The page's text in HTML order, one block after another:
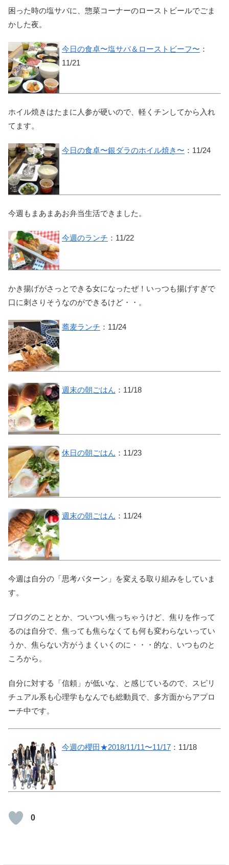
困った時の塩サバに、惣菜コーナーのローストビールでごま
かした夜。
今日の食卓〜塩サバ＆ローストビーフ〜 ：
11/21
ホイル焼きはたまに人参が硬いので、軽くチンしてから入れ
てます。
今日の食卓〜銀ダラのホイル焼き〜 ：11/24
今週もまあまあお弁当生活できました。
今週のランチ ：11/22
かき揚げがさっとできる女になったぜ！いっつも揚げすぎで
口に刺さりそうなのができるけど・・。
蕎麦ランチ ：11/24
週末の朝ごはん ：11/18
休日の朝ごはん ：11/23
週末の朝ごはん ：11/24
今週は自分の「思考パターン」を変える取り組みをしていま
す。
ブログのこととか、ついつい焦っちゃうけど、焦りを作って
るのは自分で、焦っても焦らなくても何も変わらないってい
うか、焦らない方がうまくいくのに・・・的な、いつものと
ころから。
自分に対する「信頼」が低いな、と感じているので、スピリ
チュアル系も心理学もなんでも総動員で、多方面からアプロ
ーチ中です。
今週の櫻田★2018/11/11〜11/17 ：11/18
0